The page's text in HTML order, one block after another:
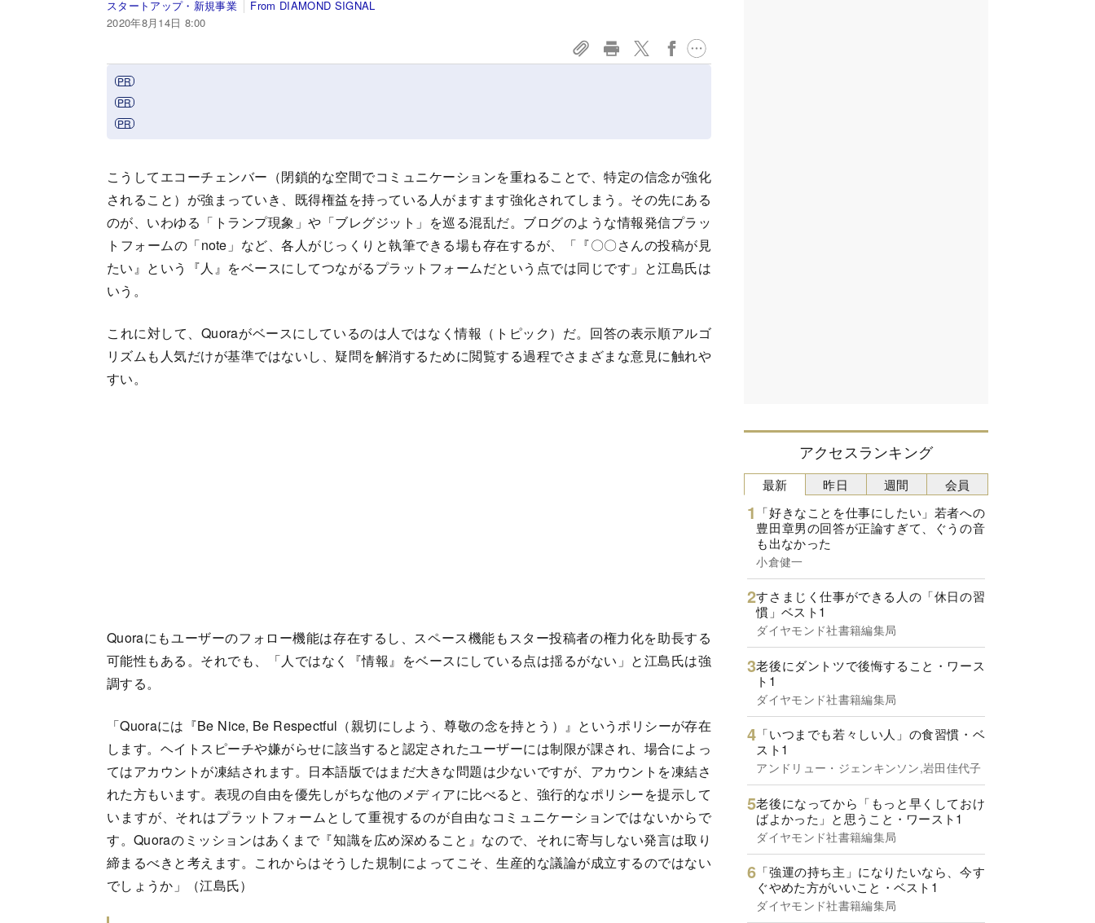
スタートアップ・新規事業
From DIAMOND SIGNAL
2020年8月14日 8:00
こうしてエコーチェンバー（閉鎖的な空間でコミュニケーションを重ねることで、特定の信念が強化
されること）が強まっていき、既得権益を持っている人がますます強化されてしまう。その先にある
のが、いわゆる「トランプ現象」や「ブレグジット」を巡る混乱だ。ブログのような情報発信プラッ
トフォームの「note」など、各人がじっくりと執筆できる場も存在するが、「『〇〇さんの投稿が見
たい』という『人』をベースにしてつながるプラットフォームだという点では同じです」と江島氏は
いう。
これに対して、Quoraがベースにしているのは人ではなく情報（トピック）だ。回答の表示順アルゴ
リズムも人気だけが基準ではないし、疑問を解消するために閲覧する過程でさまざまな意見に触れや
すい。
Quoraにもユーザーのフォロー機能は存在するし、スペース機能もスター投稿者の権力化を助長する
可能性もある。それでも、「人ではなく『情報』をベースにしている点は揺るがない」と江島氏は強
調する。
「Quoraには『Be Nice, Be Respectful（親切にしよう、尊敬の念を持とう）』というポリシーが存在
します。ヘイトスピーチや嫌がらせに該当すると認定されたユーザーには制限が課され、場合によっ
てはアカウントが凍結されます。日本語版ではまだ大きな問題は少ないですが、アカウントを凍結さ
れた方もいます。表現の自由を優先しがちな他のメディアに比べると、強行的なポリシーを提示して
いますが、それはプラットフォームとして重視するのが自由なコミュニケーションではないからで
す。Quoraのミッションはあくまで『知識を広め深めること』なので、それに寄与しない発言は取り
締まるべきと考えます。これからはそうした規制によってこそ、生産的な議論が成立するのではない
でしょうか」（江島氏）
アクセスランキング
最新
「好きなことを仕事にしたい」若者への
豊田章男の回答が正論すぎて、ぐうの音
も出なかった
小倉健一
すさまじく仕事ができる人の「休日の習
慣」ベスト1
ダイヤモンド社書籍編集局
老後にダントツで後悔すること・ワース
ト1
ダイヤモンド社書籍編集局
「いつまでも若々しい人」の食習慣・ベ
スト1
アンドリュー・ジェンキンソン,岩田佳代子
老後になってから「もっと早くしておけ
ばよかった」と思うこと・ワースト1
ダイヤモンド社書籍編集局
「強運の持ち主」になりたいなら、今す
ぐやめた方がいいこと・ベスト1
ダイヤモンド社書籍編集局
昨日 週間 会員